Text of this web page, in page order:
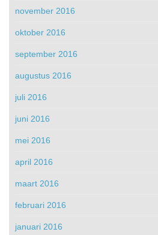
november 2016
oktober 2016
september 2016
augustus 2016
juli 2016
juni 2016
mei 2016
april 2016
maart 2016
februari 2016
januari 2016